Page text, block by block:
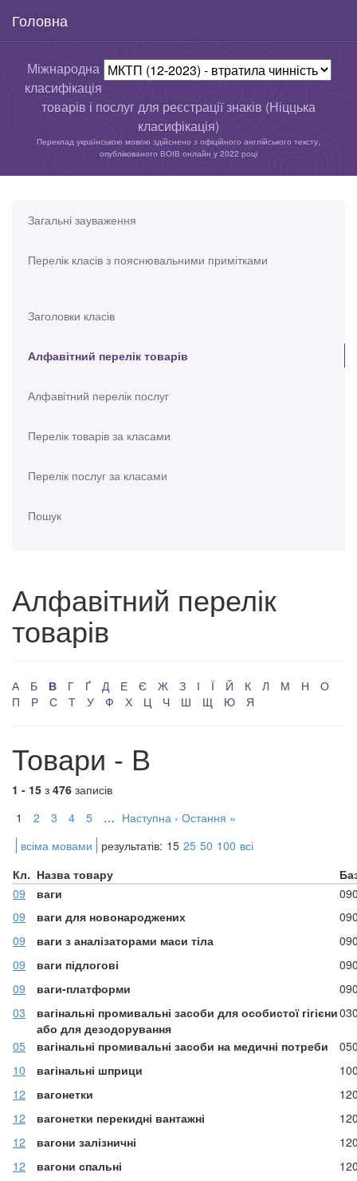
Головна
Міжнародна
класифікація
товарів і послуг для реєстрації знаків (Ніццька
класифікація)
Переклад українською мовою здійснено з офіційного англійського тексту,
опублікованого ВОІВ онлайн у 2022 році
Загальні зауваження
Перелік класів з пояснювальними примітками
Заголовки класів
Алфавітний перелік товарів
Алфавітний перелік послуг
Перелік товарів за класами
Перелік послуг за класами
Пошук
Алфавітний перелік
товарів
А Б В Г Ґ Д Е Є Ж З І Ї Й К Л М Н
О
П
Р С Т У Ф Х Ц Ч Ш Щ Ю Я
Товари - В
1 - 15 з 476 записів
1
2 3 4 5 … Наступна › Остання »
всіма мовами
результатів: 15 25 50 100 всі
Кл. Назва товару
09
ваги
09
ваги для новонароджених
09
ваги з аналізаторами маси тіла
09
ваги підлогові
09
ваги-платформи
03
вагінальні промивальні засоби для особистої гігієни
або для дезодорування
05 вагінальні промивальні засоби на медичні потреби
10
вагінальні шприци
12
вагонетки
12
вагонетки перекидні вантажні
12
вагони залізничні
12
вагони спальні